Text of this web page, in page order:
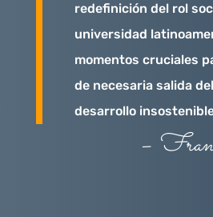
redefinición del rol
universidad
momentos cruciales
de necesaria salida
desarrollo
–